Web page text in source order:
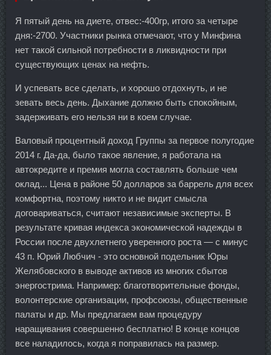
Я пятый день на диете, отвес:-400гр, итого за четыре
дня:-2700. Участники рынка отмечают, что у Минфина
нет такой сильной потребности в ликвидности при
существующих ценах на нефть.
И успевать все сделать, и хорошо отдохнуть, и не
зевать весь день. Дыхание должно быть спокойным,
задерживать его нельзя ни в коем случае.
Валовый процентный доход Группы за первое полугодие
2014 г. Да-да, было такое явление, я работала на
автокредите и премия могла составлять больше чем
оклад... Цена в районе 50 долларов за баррель для всех
комфортна, поэтому никто и не видит смысла
договариваться, считают независимые эксперты. В
результате кривая индекса экономической надежды в
России после двухлетнего уверенного роста — с минус
43 п. Юрий Любчич - это основной подельник Юры
Желябовского в выводе активов из многих сбытов
энергострима. Например: благотворительные фонды,
волонтерские организации, профсоюзы, общественные
палаты и др. Мы предлагаем вам процедуру
наращивания совершенно бесплатно! В конце концов
все наладилось, когда я поправилась на размер.